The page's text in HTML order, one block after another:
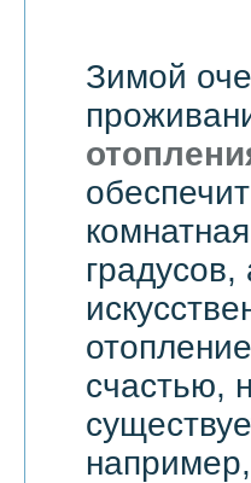
Зимой
счастью,